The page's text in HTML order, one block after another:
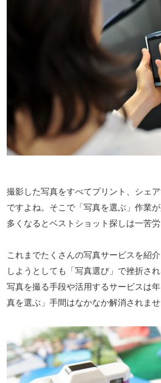
撮影した写真をすべてプリント、シェ
ですよね。そこで「写真を選ぶ」作業
多くなるとベストショット探しは一苦労
これまでたくさんの写真サービスを紹
しようとしても「写真選び」で挫折さ
写真を撮る手段や活用するサービスは
真を選ぶ」手間はなかなか解消されませ